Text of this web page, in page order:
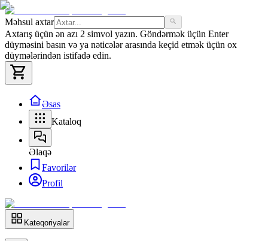
Məhsul axtar
Axtarış üçün ən azı 2 simvol yazın. Göndərmək üçün Enter
düyməsini basın və ya nəticələr arasında keçid etmək üçün ox
düymələrindən istifadə edin.
Əsas
Kataloq
Əlaqə
Favorilər
Profil
Kateqoriyalar